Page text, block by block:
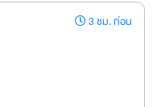
3 ชม. ก่อน